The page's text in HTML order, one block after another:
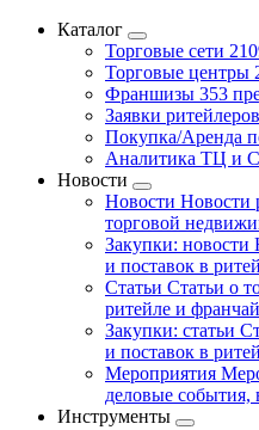
Каталог
Торговые сети
Торговые центры
Франшизы 353
Заявки ритейлеров
Покупка/Аренда
Аналитика ТЦ и
Новости
Новости Новости
торговой
Закупки: новости
и поставок в
Статьи Статьи о
ритейле и
Закупки: статьи
и поставок в
Мероприятия
деловые события,
Инструменты